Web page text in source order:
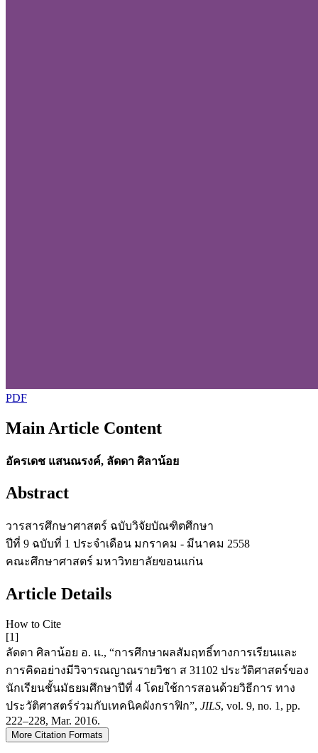
PDF
Main Article Content
อัครเดช แสนณรงค์, ลัดดา ศิลาน้อย
Abstract
วารสารศึกษาศาสตร์ ฉบับวิจัยบัณฑิตศึกษา
ปีที่ 9 ฉบับที่ 1 ประจำเดือน มกราคม - มีนาคม 2558
คณะศึกษาศาสตร์ มหาวิทยาลัยขอนแก่น
Article Details
How to Cite
[1]
ลัดดา ศิลาน้อย อ. แ., “การศึกษาผลสัมฤทธิ์ทางการเรียนและ
การคิดอย่างมีวิจารณญาณรายวิชา ส 31102 ประวัติศาสตร์ของ
นักเรียนชั้นมัธยมศึกษาปีที่ 4 โดยใช้การสอนด้วยวิธีการ ทาง
ประวัติศาสตร์ร่วมกับเทคนิคผังกราฟิก”, JILS, vol. 9, no. 1, pp.
222–228, Mar. 2016.
More Citation Formats